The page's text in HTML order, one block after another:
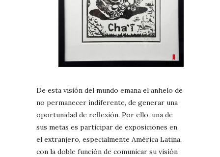
De esta visión del mundo emana el anhelo de
no permanecer indiferente, de generar una
oportunidad de reflexión. Por ello, una de
sus metas es participar de exposiciones en
el extranjero, especialmente América Latina,
con la doble función de comunicar su visión